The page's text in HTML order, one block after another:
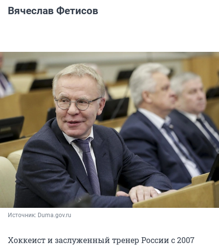
Вячеслав Фетисов
Источник: Duma.gov.ru
Хоккеист и заслуженный тренер России с 2007